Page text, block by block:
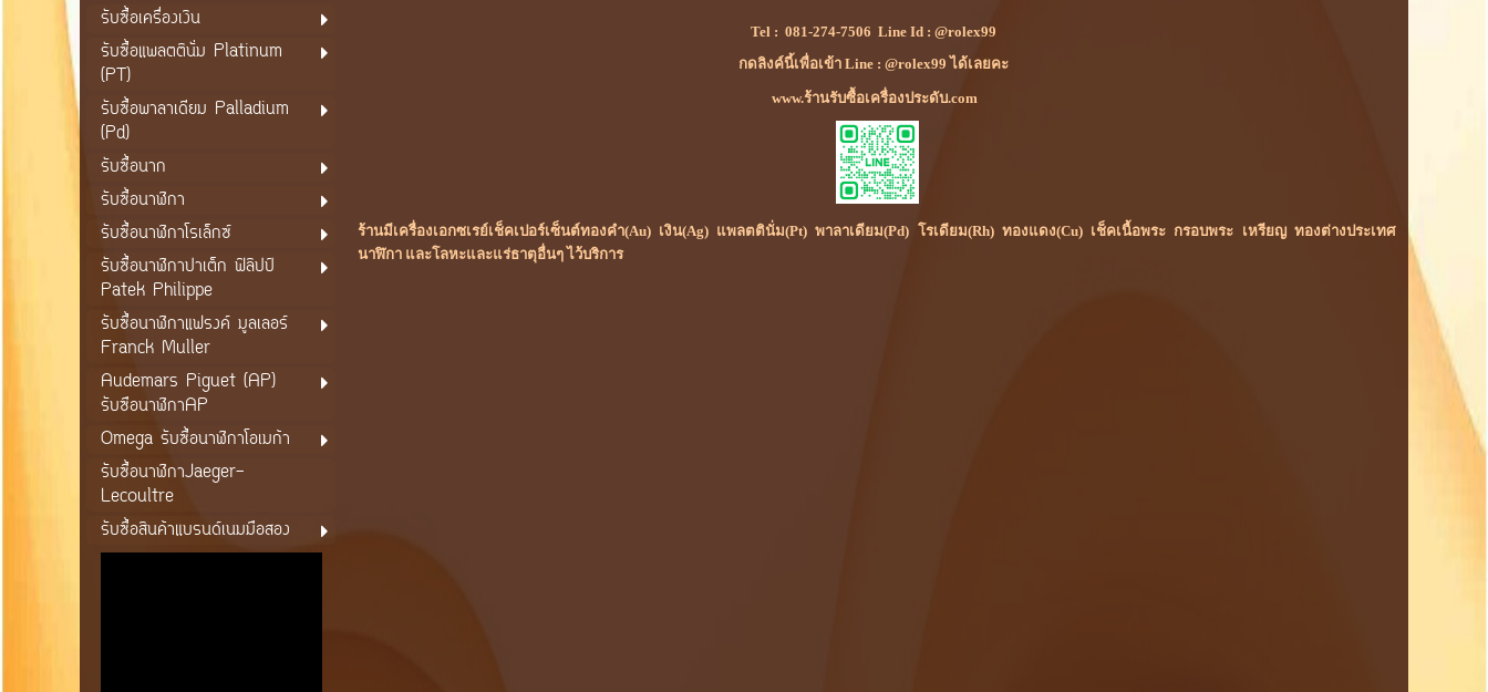
รับซื้อเครื่องเงิน
รับซื้อแพลตตินั่ม Platinum
(PT)
รับซื้อพาลาเดียม Palladium
(Pd)
รับซื้อนาก
รับซื้อนาฬิกา
รับซื้อนาฬิกาโรเล็กซ์
รับซื้อนาฬิกาปาเต็ก ฟิลิปป์
Patek Philippe
รับซื้อนาฬิกาแฟรงค์ มูลเลอร์
Franck Muller
Audemars Piguet (AP)
รับซือนาฬิกาAP
Omega รับซื้อนาฬิกาโอเมก้า
รับซื้อนาฬิกาJaeger-
Lecoultre
รับซื้อสินค้าแบรนด์เนมมือสอง
Tel :081-274-7506 Line Id :@rolex99
กดลิงค์นี้เพื่อเข้า Line : @rolex99 ได้เลยคะ
www.ร้านรับซื้อเครื่องประดับ.com
ร้านมีเครื่องเอกซเรย์เช็คเปอร์เซ็นต์ทองคำ(Au) เงิน(Ag) แพลตตินั่ม(Pt) พาลาเดียม(Pd) โรเดียม(Rh) ทองแดง(Cu) เช็คเนื้อพระ กรอบพระ เหรียญ ทองต่างประเทศ
นาฬิกา และโลหะและแร่ธาตุอื่นๆ ไว้บริการ